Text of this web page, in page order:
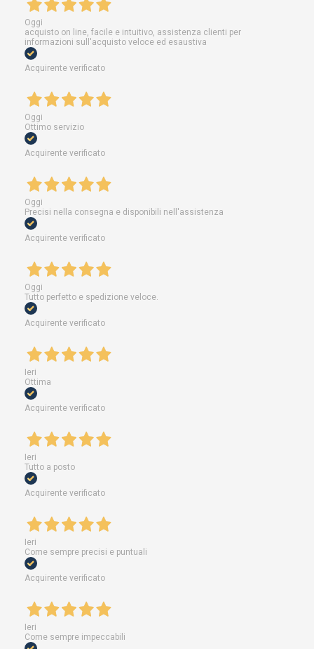
Oggi
acquisto on line, facile e intuitivo, assistenza clienti per
informazioni sull'acquisto veloce ed esaustiva
Acquirente verificato
Oggi
Ottimo servizio
Acquirente verificato
Oggi
Precisi nella consegna e disponibili nell'assistenza
Acquirente verificato
Oggi
Tutto perfetto e spedizione veloce.
Acquirente verificato
Ieri
Ottima
Acquirente verificato
Ieri
Tutto a posto
Acquirente verificato
Ieri
Come sempre precisi e puntuali
Acquirente verificato
Ieri
Come sempre impeccabili